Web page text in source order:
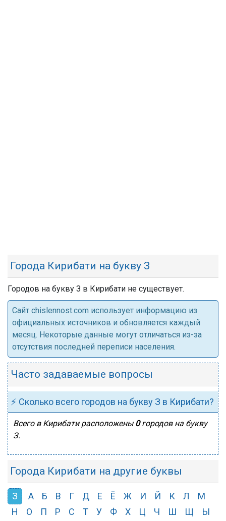
Города Кирибати на букву З
Городов на букву З в Кирибати не существует.
Cайт chislennost.com использует информацию из
официальных источников и обновляется каждый
месяц. Некоторые данные могут отличаться из-за
отсутствия последней переписи населения.
Часто задаваемые вопросы
⚡ Сколько всего городов на букву З в Кирибати?
Всего в Кирибати расположены 0городов на букву
З.
Города Кирибати на другие буквы
З А Б В Г Д Е Ё Ж И Й К Л
М
Н
О П Р С Т У Ф Х Ц Ч Ш Щ
Ы